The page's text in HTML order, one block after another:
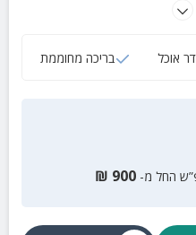
אוכל בריכה מחוממת
החל מ- 900
₪